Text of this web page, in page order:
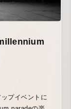
プイベントに